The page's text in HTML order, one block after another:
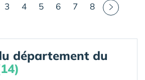
3 4 5 6 7 8
département du